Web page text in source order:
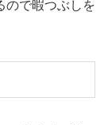
ので暇つぶしを